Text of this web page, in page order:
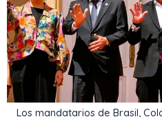
Los mandatarios de Brasil,